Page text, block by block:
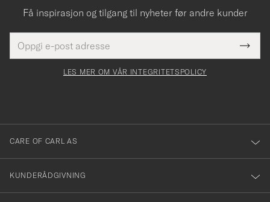
Få inspirasjon og tilgang til nyheter før andre kunder
postadresse
felt
Tack
för
dig
till
vårt
nyhetsbrev!
LES MER OM VÅR INTEGRITETSPOLICY
CARE OF CARL AS
KUNDERÅDGIVNING